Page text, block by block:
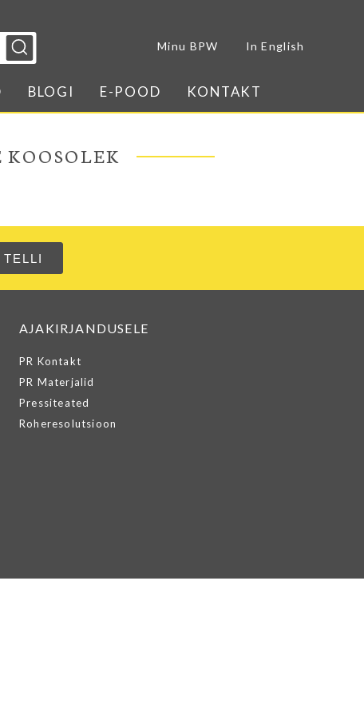
Minu BPW In English
BLOGI E-POOD KONTAKT
AJAKIRJANDUSELE
PR Kontakt
PR Materjalid
Pressiteated
Roheresolutsioon